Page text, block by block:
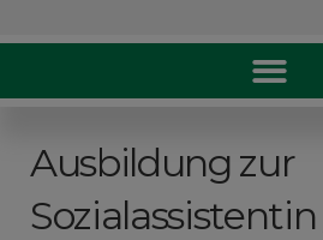
Ausbildung zur